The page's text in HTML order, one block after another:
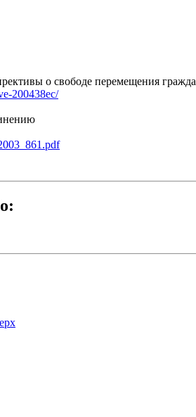
о свободе перемещения
200438ec/